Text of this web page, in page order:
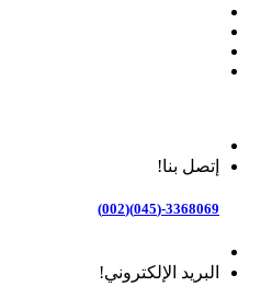
إتصل بنا!
3368069-(045)(002)
البريد الإلكتروني!